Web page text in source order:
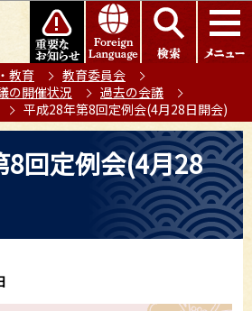
ページの本文へ移動
教育
教育委員会
の開催状況
過去の会議
平成28年第8回定例会(4月28日開会)
8回定例会(4月28